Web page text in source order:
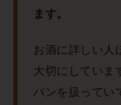
ます。
お酒に詳しい人
大切にしていま
パンを扱ってい